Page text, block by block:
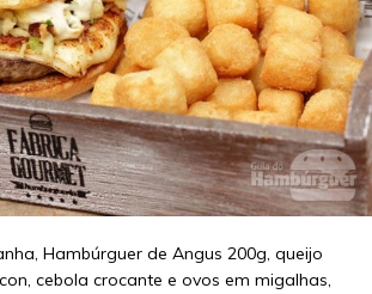
Hambúrguer de Angus 200g, queijo
cebola crocante e ovos em migalhas,